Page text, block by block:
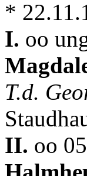
*
I. oo
T.d.
II. oo